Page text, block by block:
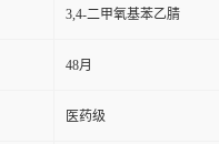
3,4-二甲氧基苯乙腈
48月
医药级